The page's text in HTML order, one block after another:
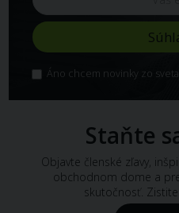
Áno chcem novinky zo
Staňte
Objavte členské zľavy,
obchodnom dome a
skutočnosť.